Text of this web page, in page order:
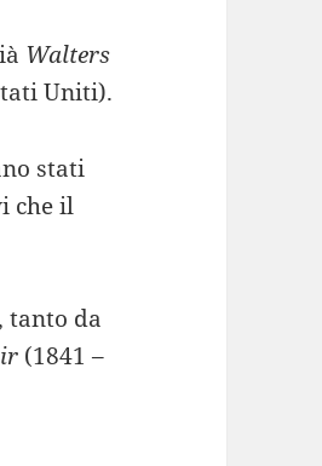
Walters
Uniti).
stati
che il
tanto da
(1841 –